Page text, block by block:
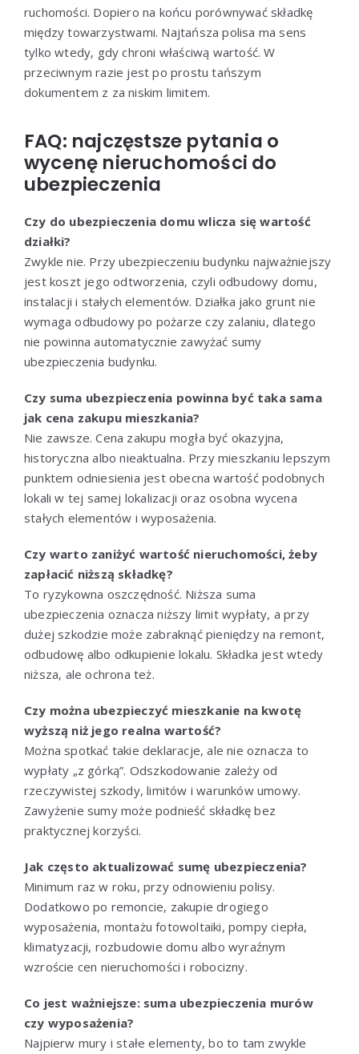
ruchomości. Dopiero na końcu porównywać składkę
między towarzystwami. Najtańsza polisa ma sens
tylko wtedy, gdy chroni właściwą wartość. W
przeciwnym razie jest po prostu tańszym
dokumentem z za niskim limitem.
FAQ: najczęstsze pytania o
wycenę nieruchomości do
ubezpieczenia
Czy do ubezpieczenia domu wlicza się wartość
działki?
Zwykle nie. Przy ubezpieczeniu budynku najważniejszy
jest koszt jego odtworzenia, czyli odbudowy domu,
instalacji i stałych elementów. Działka jako grunt nie
wymaga odbudowy po pożarze czy zalaniu, dlatego
nie powinna automatycznie zawyżać sumy
ubezpieczenia budynku.
Czy suma ubezpieczenia powinna być taka sama
jak cena zakupu mieszkania?
Nie zawsze. Cena zakupu mogła być okazyjna,
historyczna albo nieaktualna. Przy mieszkaniu lepszym
punktem odniesienia jest obecna wartość podobnych
lokali w tej samej lokalizacji oraz osobna wycena
stałych elementów i wyposażenia.
Czy warto zaniżyć wartość nieruchomości, żeby
zapłacić niższą składkę?
To ryzykowna oszczędność. Niższa suma
ubezpieczenia oznacza niższy limit wypłaty, a przy
dużej szkodzie może zabraknąć pieniędzy na remont,
odbudowę albo odkupienie lokalu. Składka jest wtedy
niższa, ale ochrona też.
Czy można ubezpieczyć mieszkanie na kwotę
wyższą niż jego realna wartość?
Można spotkać takie deklaracje, ale nie oznacza to
wypłaty „z górką”. Odszkodowanie zależy od
rzeczywistej szkody, limitów i warunków umowy.
Zawyżenie sumy może podnieść składkę bez
praktycznej korzyści.
Jak często aktualizować sumę ubezpieczenia?
Minimum raz w roku, przy odnowieniu polisy.
Dodatkowo po remoncie, zakupie drogiego
wyposażenia, montażu fotowoltaiki, pompy ciepła,
klimatyzacji, rozbudowie domu albo wyraźnym
wzroście cen nieruchomości i robocizny.
Co jest ważniejsze: suma ubezpieczenia murów
czy wyposażenia?
Najpierw mury i stałe elementy, bo to tam zwykle